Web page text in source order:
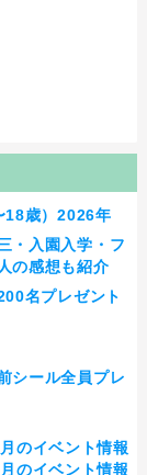
18歳）2026年
・入園入学・フ
の感想も紹介
名プレゼント
シール全員プレ
のイベント情報
のイベント情報